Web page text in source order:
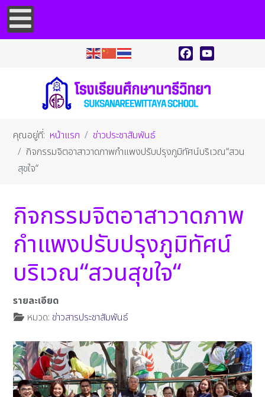
คุณอยู่ที่: หน้าแรก
ข่าวประชาสัมพันธ์
กิจกรรมจิตอาสาวาดภาพกำแพงปรับปรุงภูมิทัศน์บริเวณ“สวน
สุขใจ“
กิจกรรมจิตอาสาวาดภาพ
กำแพงปรับปรุงภูมิทัศน์
บริเวณ“สวนสุขใจ“
รายละเอียด
หมวด:ข่าวสารประชาสัมพันธ์